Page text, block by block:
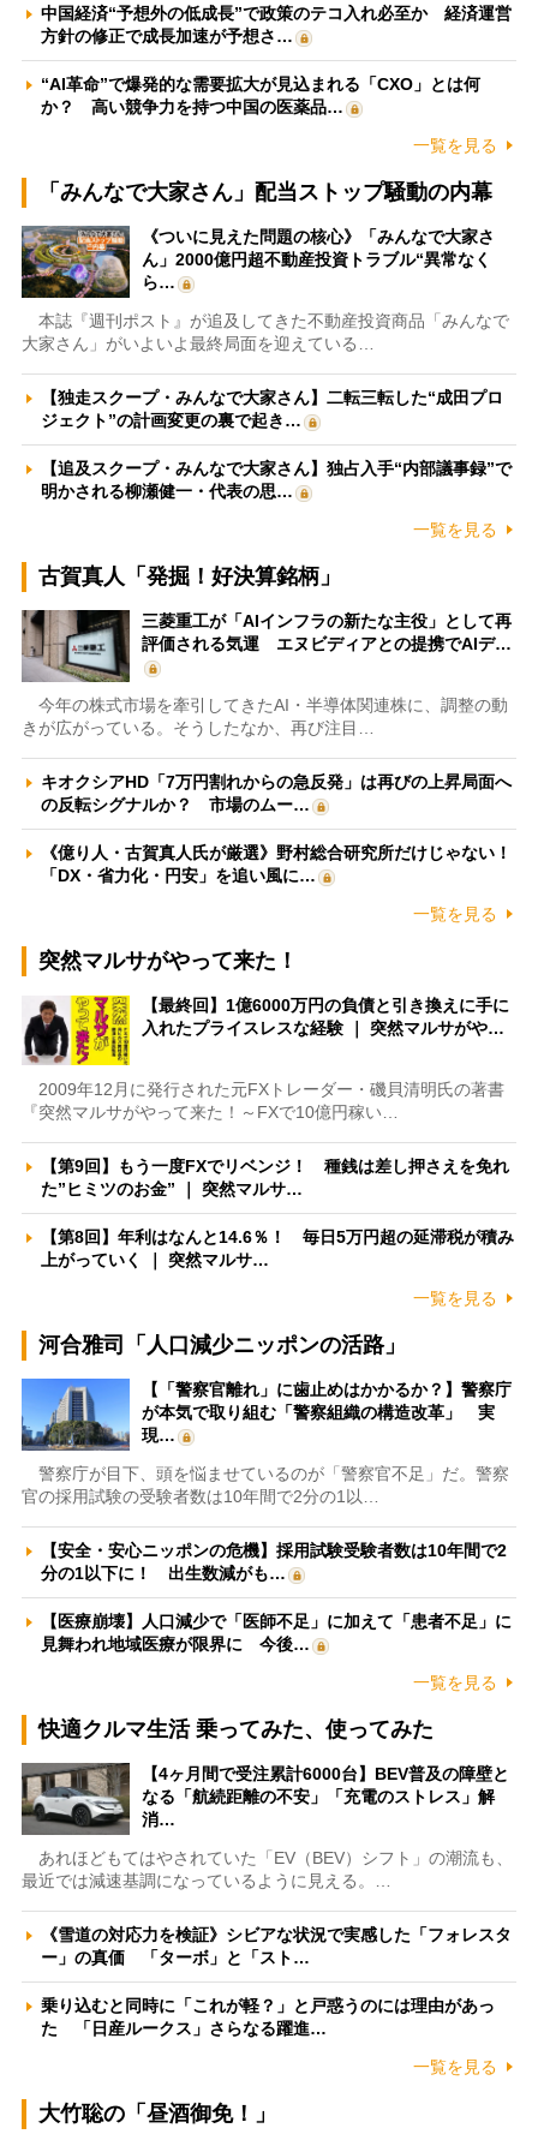
中国経済“予想外の低成長”で政策のテコ入れ必至か 経済運営
方針の修正で成長加速が予想さ…
“AI革命”で爆発的な需要拡大が見込まれる「CXO」とは何
か？ 高い競争力を持つ中国の医薬品…
一覧を見る
「みんなで大家さん」配当ストップ騒動の内幕
《ついに見えた問題の核心》「みんなで大家さ
ん」2000億円超不動産投資トラブル“異常なく
ら…
本誌『週刊ポスト』が追及してきた不動産投資商品「みんなで
大家さん」がいよいよ最終局面を迎えている…
【独走スクープ・みんなで大家さん】二転三転した“成田プロ
ジェクト”の計画変更の裏で起き…
【追及スクープ・みんなで大家さん】独占入手“内部議事録”で
明かされる柳瀬健一・代表の思…
一覧を見る
古賀真人「発掘！好決算銘柄」
三菱重工が「AIインフラの新たな主役」として再
評価される気運 エヌビディアとの提携でAIデ…
今年の株式市場を牽引してきたAI・半導体関連株に、調整の動
きが広がっている。そうしたなか、再び注目…
キオクシアHD「7万円割れからの急反発」は再びの上昇局面へ
の反転シグナルか？ 市場のムー…
《億り人・古賀真人氏が厳選》野村総合研究所だけじゃない！
「DX・省力化・円安」を追い風に…
一覧を見る
突然マルサがやって来た！
【最終回】1億6000万円の負債と引き換えに手に
入れたプライスレスな経験 ｜ 突然マルサがや…
2009年12月に発行された元FXトレーダー・磯貝清明氏の著書
『突然マルサがやって来た！～FXで10億円稼い…
【第9回】もう一度FXでリベンジ！ 種銭は差し押さえを免れ
た”ヒミツのお金” ｜ 突然マルサ…
【第8回】年利はなんと14.6％！ 毎日5万円超の延滞税が積み
上がっていく ｜ 突然マルサ…
一覧を見る
河合雅司「人口減少ニッポンの活路」
【「警察官離れ」に歯止めはかかるか？】警察庁
が本気で取り組む「警察組織の構造改革」 実
現…
警察庁が目下、頭を悩ませているのが「警察官不足」だ。警察
官の採用試験の受験者数は10年間で2分の1以…
【安全・安心ニッポンの危機】採用試験受験者数は10年間で2
分の1以下に！ 出生数減がも…
【医療崩壊】人口減少で「医師不足」に加えて「患者不足」に
見舞われ地域医療が限界に 今後…
一覧を見る
快適クルマ生活 乗ってみた、使ってみた
【4ヶ月間で受注累計6000台】BEV普及の障壁と
なる「航続距離の不安」「充電のストレス」解
消…
あれほどもてはやされていた「EV（BEV）シフト」の潮流も、
最近では減速基調になっているように見える。…
《雪道の対応力を検証》シビアな状況で実感した「フォレスタ
ー」の真価 「ターボ」と「スト…
乗り込むと同時に「これが軽？」と戸惑うのには理由があっ
た 「日産ルークス」さらなる躍進…
一覧を見る
大竹聡の「昼酒御免！」